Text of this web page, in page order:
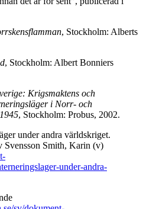
, Stockholm: Alberts
, Stockholm: Albert Bonniers
Krigsmaktens och
i Norr- och
, Stockholm: Probus, 2002.
under andra världskriget.
Svensson Smith, Karin (v)
under-andra-